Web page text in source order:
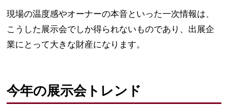
現場の温度感やオーナーの本音といった一次情報は、
こうした展示会でしか得られないものであり、出展企
業にとって大きな財産になります。
今年の展示会トレンド